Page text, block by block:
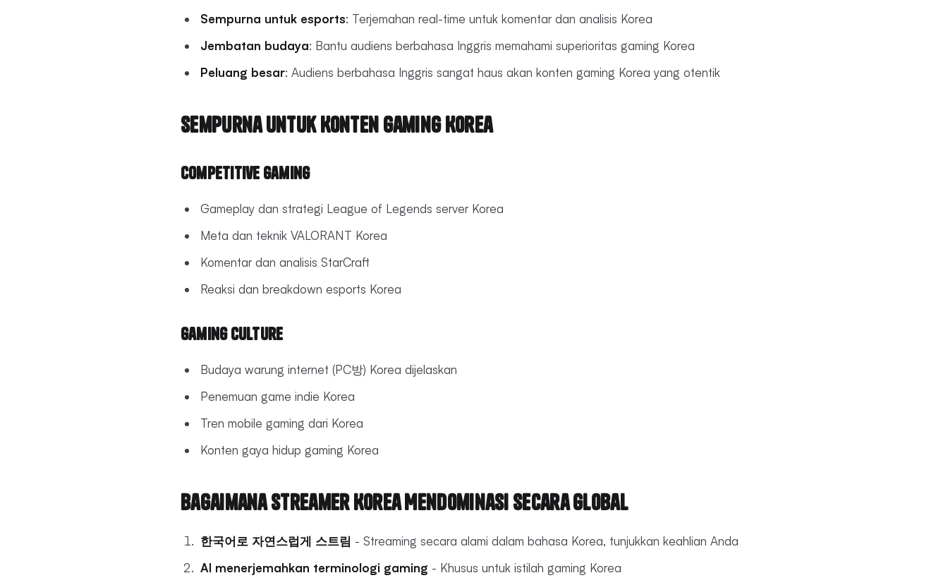
Sempurna untuk esports: Terjemahan real-time untuk komentar dan analisis Korea
Jembatan budaya: Bantu audiens berbahasa Inggris memahami superioritas gaming Korea
Peluang besar: Audiens berbahasa Inggris sangat haus akan konten gaming Korea yang otentik
Sempurna untuk Konten Gaming Korea
Competitive Gaming
Gameplay dan strategi League of Legends server Korea
Meta dan teknik VALORANT Korea
Komentar dan analisis StarCraft
Reaksi dan breakdown esports Korea
Gaming Culture
Budaya warung internet (PC방) Korea dijelaskan
Penemuan game indie Korea
Tren mobile gaming dari Korea
Konten gaya hidup gaming Korea
Bagaimana Streamer Korea Mendominasi Secara Global
한국어로 자연스럽게 스트림 - Streaming secara alami dalam bahasa Korea, tunjukkan keahlian Anda
AI menerjemahkan terminologi gaming - Khusus untuk istilah gaming Korea